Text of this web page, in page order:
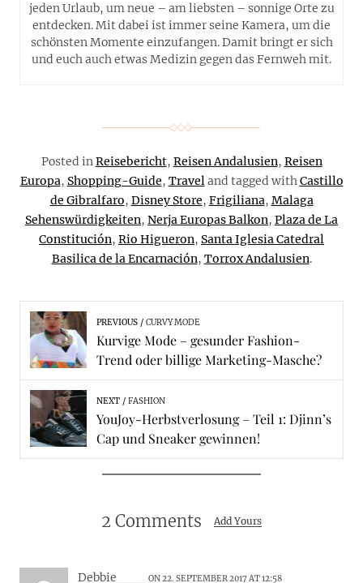
jeden Urlaub, um neue – am liebsten – sonnige Orte zu
entdecken. Mit dabei ist immer seine Kamera, um die
schönsten Momente einzufangen. Damit bringt er sich
und euch auch etwas Medizin gegen das Fernweh mit.
Posted inReisebericht, Reisen Andalusien, Reisen
Europa, Shopping-Guide, Traveland tagged withCastillo
de Gibralfaro, Disney Store, Frigiliana, Malaga
Sehenswürdigkeiten, Nerja Europas Balkon, Plaza de La
Constitución, Rio Higueron, Santa Iglesia Catedral
Basilica de la Encarnación, Torrox Andalusien.
PREVIOUS CURVY MODE
Kurvige Mode – gesunder Fashion-
Trend oder billige Marketing-Masche?
NEXT FASHION
YouJoy-Herbstverlosung – Teil 1: Djinn’s
Cap und Sneaker gewinnen!
2 Comments Add Yours
Debbie___ ON 22. SEPTEMBER 2017 AT 12:58